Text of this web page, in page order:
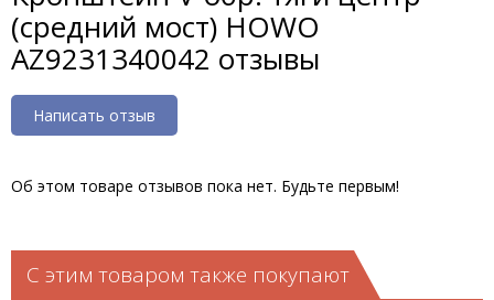
(средний мост) HOWO
AZ9231340042 отзывы
Написать отзыв
Об этом товаре отзывов пока нет. Будьте первым!
С этим товаром также покупают